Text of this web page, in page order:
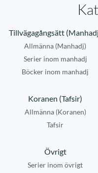
Tillvägagångsätt
Allmänna (Manhadj)
Serier inom manhadj
Böcker inom manhadj
Koranen (Tafsir)
Allmänna (Koranen)
Tafsir
Övrigt
Serier inom övrigt